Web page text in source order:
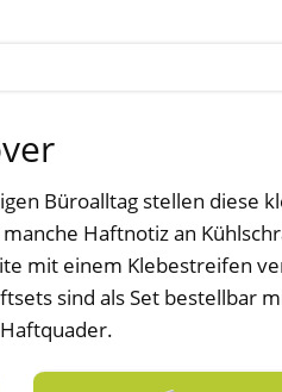
Büroalltag stellen diese
Haftnotiz an
mit einem Klebestreifen
sind als Set bestellbar